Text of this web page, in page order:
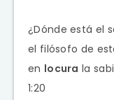
¿Dónde está el
el filósofo de
en locura la
1:20